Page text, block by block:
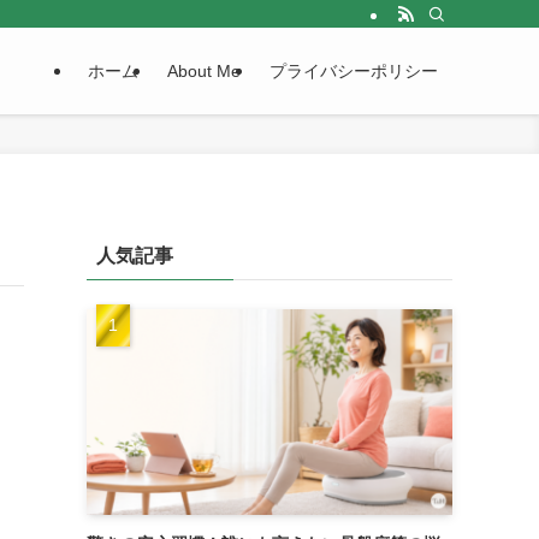
ホーム About Me プライバシーポリシー
人気記事